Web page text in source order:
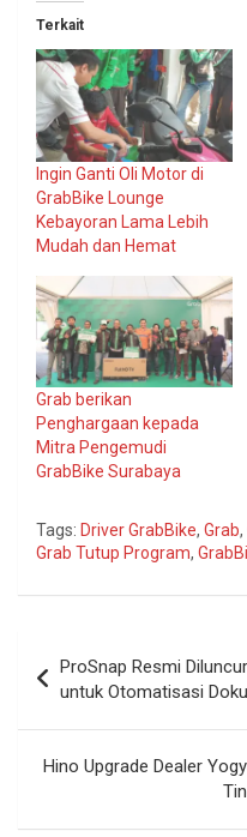
Terkait
Ingin Ganti Oli Motor di
GrabBike Lounge
Kebayoran Lama Lebih
Mudah dan Hemat
Grab berikan
Penghargaan kepada
Mitra Pengemudi
GrabBike Surabaya
Tags: Driver GrabBike, Grab,
Grab Tutup Program,
pos
ProSnap Resmi
untuk Otomatisasi
Hino Upgrade Dealer